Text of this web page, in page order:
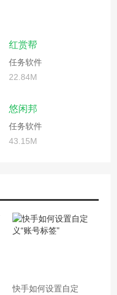
红赏帮
任务软件
22.84M
悠闲邦
任务软件
43.15M
快手如何设置自定